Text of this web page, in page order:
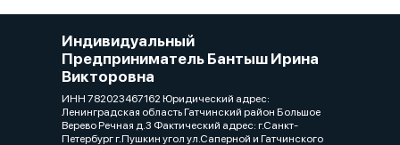
Индивидуальный
Предприниматель Бантыш Ирина
Викторовна
ИНН 782023467162 Юридический адрес:
Ленинградская область Гатчинский район Большое
Верево Речная д.3 Фактический адрес: г.Санкт-
Петербург г.Пушкин угол ул.Саперной и Гатчинского